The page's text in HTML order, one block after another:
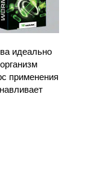
идеально
применения